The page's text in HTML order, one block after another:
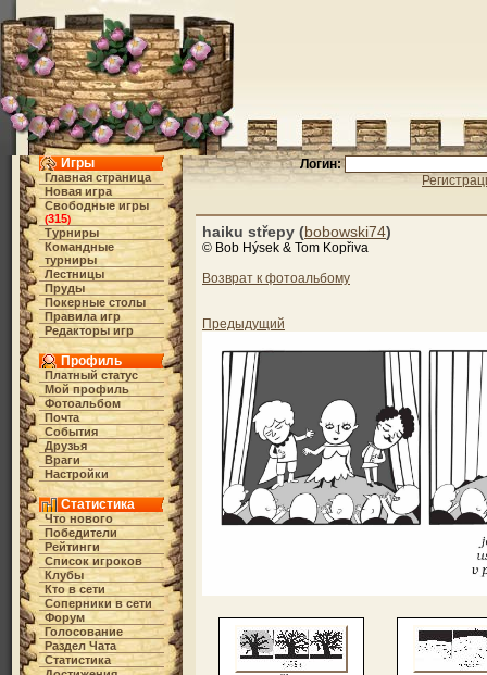
Игры
Главная страница
Новая игра
Свободные игры
(315)
Турниры
Командные
турниры
Лестницы
Пруды
Покерные столы
Правила игр
Редакторы игр
Профиль
Платный статус
Мой профиль
Фотоальбом
Почта
События
Друзья
Враги
Настройки
Статистика
Что нового
Победители
Рейтинги
Список игроков
Клубы
Кто в cети
Соперники в сети
Форум
Голосование
Раздел Чата
Статистика
Логин:
haiku střepy (bobowski74)
© Bob Hýsek & Tom Kopřiva
Возврат к фотоальбому
Предыдущий